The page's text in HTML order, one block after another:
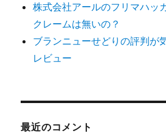
株式会社アールのフリマハッ
クレームは無いの？
ブランニューせどりの評判が
レビュー
最近のコメント